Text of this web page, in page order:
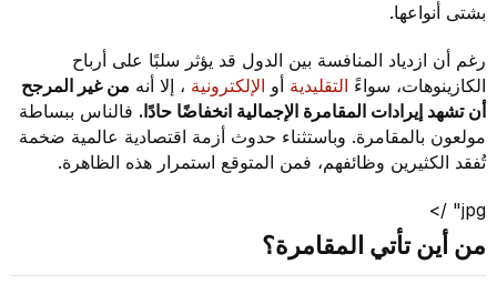
بشتى أنواعها.
رغم أن ازدياد المنافسة بين الدول قد يؤثر سلبًا على أرباح
الكازينوهات، سواءًالتقليديةأوالإلكترونية، إلا أنهمن غير المرجح
أن تشهد إيرادات المقامرة الإجمالية انخفاضًا حادًا.فالناس ببساطة
مولعون بالمقامرة. وباستثناء حدوث أزمة اقتصادية عالمية ضخمة
تُفقد الكثيرين وظائفهم، فمن المتوقع استمرار هذه الظاهرة.
jpg" />
من أين تأتي المقامرة؟